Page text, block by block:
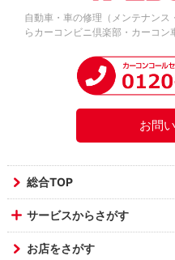
自動車・車の修理（メンテナン
らカーコンビニ倶楽部・カーコン
お問
総合TOP
サービスからさがす
お店をさがす